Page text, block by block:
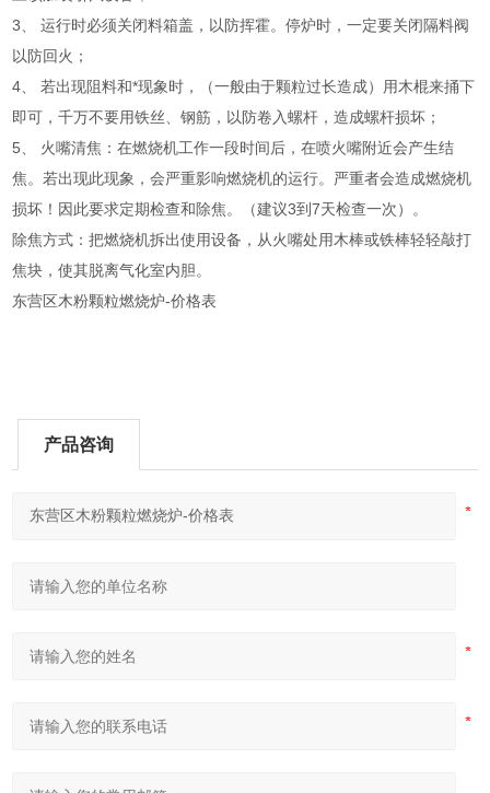
3、 运行时必须关闭料箱盖，以防挥霍。停炉时，一定要关闭隔料阀
以防回火；
4、 若出现阻料和*现象时，（一般由于颗粒过长造成）用木棍来捅下
即可，千万不要用铁丝、钢筋，以防卷入螺杆，造成螺杆损坏；
5、 火嘴清焦：在燃烧机工作一段时间后，在喷火嘴附近会产生结
焦。若出现此现象，会严重影响燃烧机的运行。严重者会造成燃烧机
损坏！因此要求定期检查和除焦。（建议3到7天检查一次）。
除焦方式：把燃烧机拆出使用设备，从火嘴处用木棒或铁棒轻轻敲打
焦块，使其脱离气化室内胆。
东营区木粉颗粒燃烧炉-价格表
产品咨询